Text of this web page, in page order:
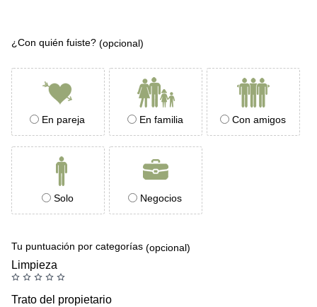
¿Con quién fuiste? (opcional)
En pareja En familia Con amigos
Solo Negocios
Tu puntuación por categorías (opcional)
Limpieza
Trato del propietario